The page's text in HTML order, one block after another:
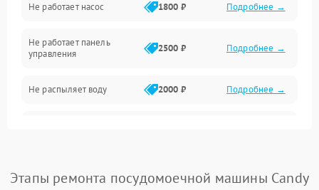
Вода
Гигиена
Программное обеспечение
Не работает насос 1800 ₽ Подробнее →
Не работает панель
управления
2500 ₽ Подробнее →
Не распыляет воду 2000 ₽ Подробнее →
воды
1800 ₽ Подробнее →
Этапы ремонта посудомоечной машины Candy